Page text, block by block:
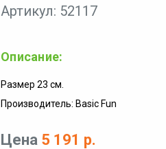
Артикул: 52117
Описание:
Размер 23 см.
Производитель: Basic Fun
Цена 5 191 р.